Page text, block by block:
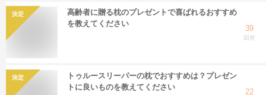
決定
高齢者に贈る枕のプレゼントで喜ばれるおすすめ
を教えてください
39
回答
決定
トゥルースリーパーの枕でおすすめは？プレゼン
トに良いものを教えてください
22